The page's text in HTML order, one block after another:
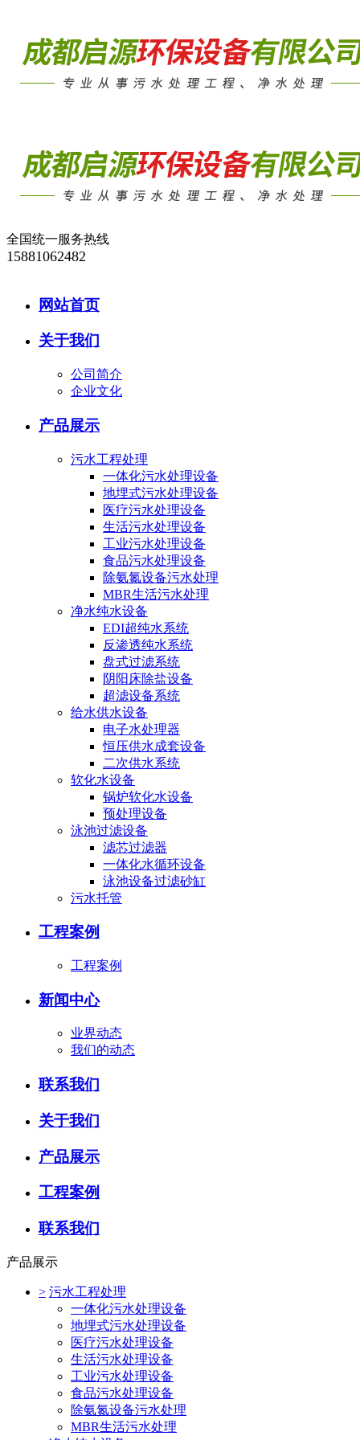
全国统一服务热线
15881062482
网站首页
关于我们
公司简介
企业文化
产品展示
污水工程处理
一体化污水处理设备
地埋式污水处理设备
医疗污水处理设备
生活污水处理设备
工业污水处理设备
食品污水处理设备
除氨氮设备污水处理
MBR生活污水处理
净水纯水设备
EDI超纯水系统
反渗透纯水系统
盘式过滤系统
阴阳床除盐设备
超滤设备系统
给水供水设备
电子水处理器
恒压供水成套设备
二次供水系统
软化水设备
锅炉软化水设备
预处理设备
泳池过滤设备
滤芯过滤器
一体化水循环设备
泳池设备过滤砂缸
污水托管
工程案例
工程案例
新闻中心
业界动态
我们的动态
联系我们
关于我们
产品展示
工程案例
联系我们
产品展示
> 污水工程处理
一体化污水处理设备
地埋式污水处理设备
医疗污水处理设备
生活污水处理设备
工业污水处理设备
食品污水处理设备
除氨氮设备污水处理
MBR生活污水处理